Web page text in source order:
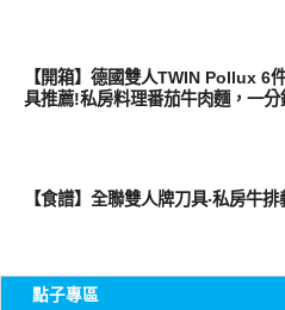
【開箱】德國雙人TWIN Pollux 6
具推薦!私房料理番茄牛肉麵，一分
【食譜】全聯雙人牌刀具‧私房牛
點子專區